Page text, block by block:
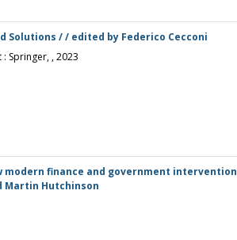
Solutions / / edited by Federico Cecconi
Springer, , 2023
finance and government intervention
Martin Hutchinson